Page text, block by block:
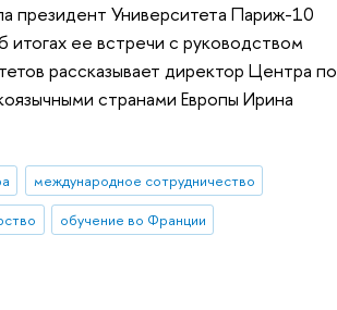
президент Университета Париж-10
ее встречи с руководством
рассказывает директор Центра по
странами Европы Ирина
международное сотрудничество
обучение во Франции